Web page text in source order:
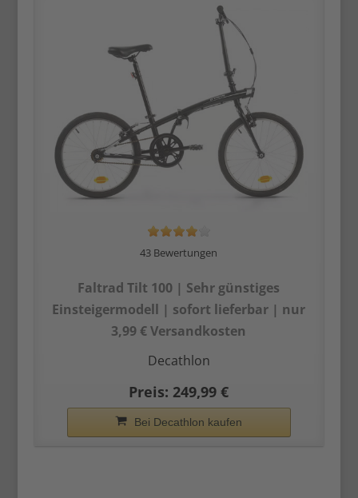
43 Bewertungen
Faltrad Tilt 100 | Sehr günstiges
Einsteiger­modell | sofort lieferbar | nur
3,99 € Versandkosten
Decathlon
Preis: 249,99 €
Bei Decathlon kaufen